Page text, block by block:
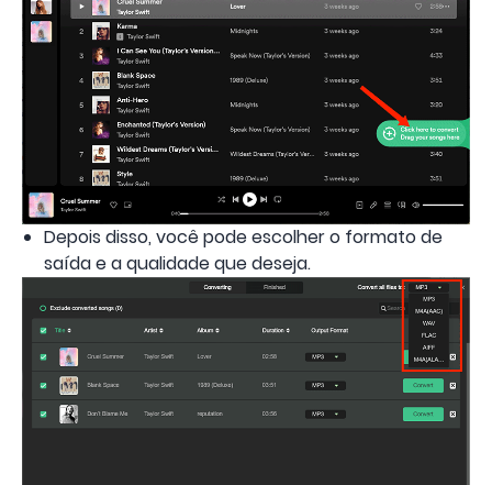
Depois disso, você pode escolher o formato de
saída e a qualidade que deseja.